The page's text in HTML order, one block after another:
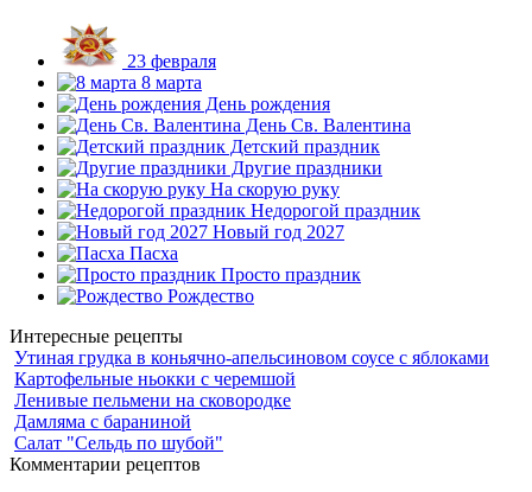
23 февраля
8 марта
День рождения
День Св. Валентина
Детский праздник
Другие праздники
На скорую руку
Недорогой праздник
Новый год 2027
Пасха
Просто праздник
Рождество
Интересные рецепты
Утиная грудка в коньячно-апельсиновом соусе с яблоками
Картофельные ньокки с черемшой
Ленивые пельмени на сковородке
Дамляма с бараниной
Салат "Сельдь по шубой"
Комментарии рецептов